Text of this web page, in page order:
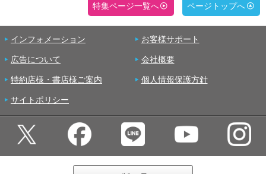
特集ページ一覧へ ページトップへ
インフォメーション お客様サポート
広告について 会社概要
特約店様・書店様ご案内 個人情報保護方針
サイトポリシー